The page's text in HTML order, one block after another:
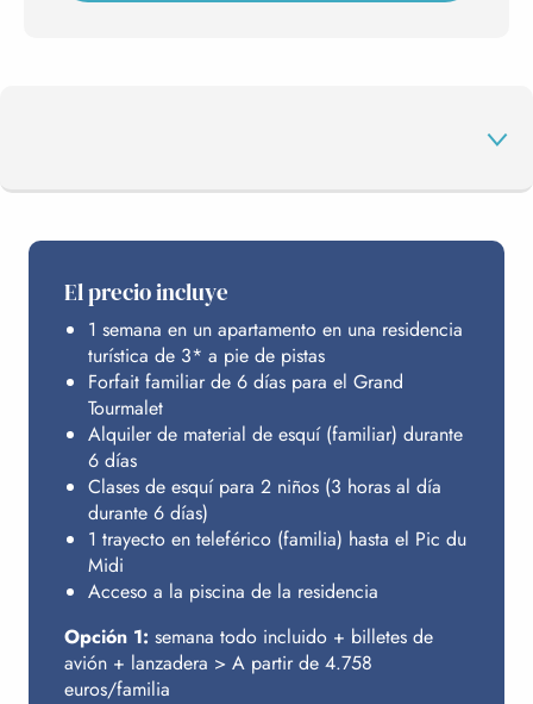
GRAN TURMALET
ALOJAMIENTO
PRESUPUESTO
El precio incluye
1 semana en un apartamento en una residencia
turística de 3* a pie de pistas
Forfait familiar de 6 días para el Grand
Tourmalet
Alquiler de material de esquí (familiar) durante
6 días
Clases de esquí para 2 niños (3 horas al día
durante 6 días)
1 trayecto en teleférico (familia) hasta el Pic du
Midi
Acceso a la piscina de la residencia
Opción 1: semana todo incluido + billetes de
avión + lanzadera > A partir de 4.758
euros/familia